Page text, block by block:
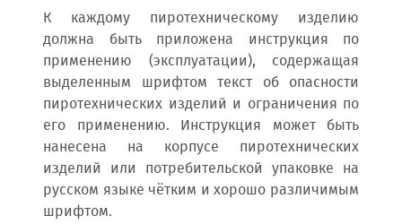
К каждому пиротехническому изделию
должна быть приложена инструкция по
применению (эксплуатации), содержащая
выделенным шрифтом текст об опасности
пиротехнических изделий и ограничения по
его применению. Инструкция может быть
нанесена на корпусе пиротехнических
изделий или потребительской упаковке на
русском языке чётким и хорошо различимым
шрифтом.